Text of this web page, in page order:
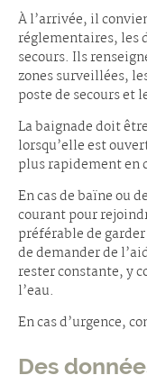
À l’arrivée, il
réglementaires, les
secours. Ils
zones surveillées,
poste de secours et
La baignade doit
lorsqu’elle est
plus rapidement en
En cas de baïne ou
courant pour
préférable de
de demander de
rester constante, y
l’eau.
En cas d’urgence,
Des